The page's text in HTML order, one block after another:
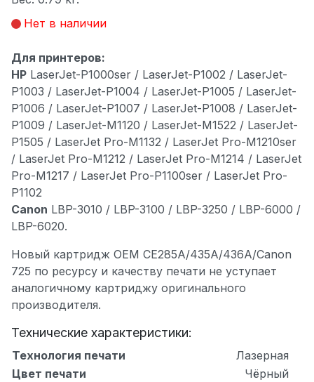
Нет в наличии
Для принтеров:
HP LaserJet-P1000ser / LaserJet-P1002 / LaserJet-
P1003 / LaserJet-P1004 / LaserJet-P1005 / LaserJet-
P1006 / LaserJet-P1007 / LaserJet-P1008 / LaserJet-
P1009 / LaserJet-M1120 / LaserJet-M1522 / LaserJet-
P1505 / LaserJet Pro-M1132 / LaserJet Pro-M1210ser
/ LaserJet Pro-M1212 / LaserJet Pro-M1214 / LaserJet
Pro-M1217 / LaserJet Pro-P1100ser / LaserJet Pro-
P1102
Canon LBP-3010 / LBP-3100 / LBP-3250 / LBP-6000 /
LBP-6020.
Новый картридж ОЕМ CE285A/435A/436A/Canon
725 по ресурсу и качеству печати не уступает
аналогичному картриджу оригинального
производителя.
Технические характеристики:
Технология печати
Лазерная
Цвет печати
Чёрный